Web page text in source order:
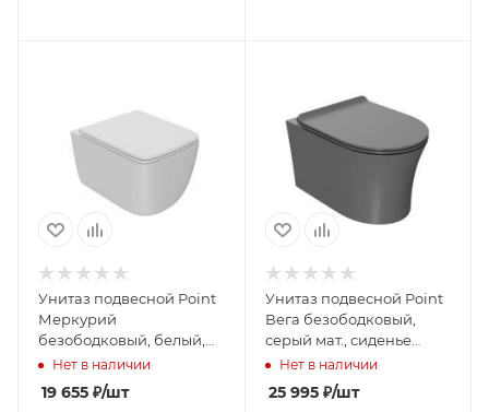
Унитаз подвесной Point
Меркурий
безободковый, белый,
сиденье дюропласт
микролифт быстросъем.,
PN41831
Нет в наличии
19 655 ₽/шт
Унитаз подвесной Point
Вега безободковый,
серый мат., сиденье
дюропласт микролифт
быстросъем., PN41711GM
Нет в наличии
25 995₽/шт